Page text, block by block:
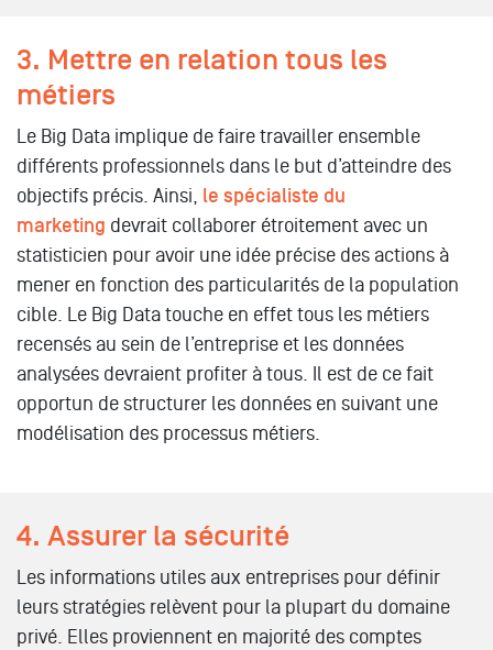
3. Mettre en relation tous les
métiers
Le Big Data implique de faire travailler ensemble
différents professionnels dans le but d’atteindre des
objectifs précis. Ainsi, le spécialiste du
marketing devrait collaborer étroitement avec un
statisticien pour avoir une idée précise des actions à
mener en fonction des particularités de la population
cible. Le Big Data touche en effet tous les métiers
recensés au sein de l’entreprise et les données
analysées devraient profiter à tous. Il est de ce fait
opportun de structurer les données en suivant une
modélisation des processus métiers.
4. Assurer la sécurité
Les informations utiles aux entreprises pour définir
leurs stratégies relèvent pour la plupart du domaine
privé. Elles proviennent en majorité des comptes